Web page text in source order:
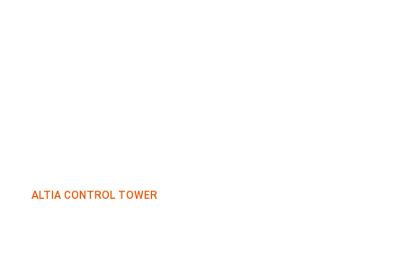
ALTIA CONTROL TOWER